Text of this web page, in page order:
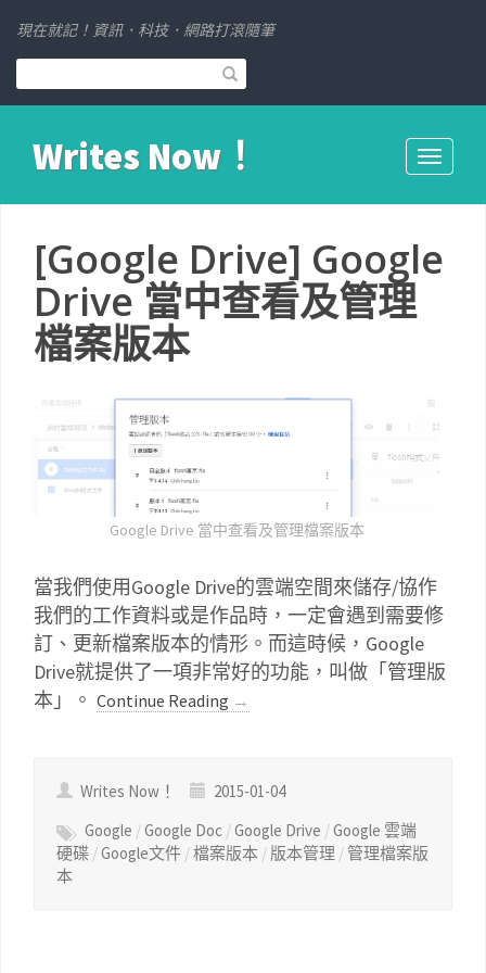
現在就記！資訊．科技．網路打滾隨筆
Toggle
Writes Now！
[Google Drive] Google
Drive 當中查看及管理
檔案版本
Google Drive 當中查看及管理檔案版本
當我們使用Google Drive的雲端空間來儲存/協作
我們的工作資料或是作品時，一定會遇到需要修
訂、更新檔案版本的情形。而這時候，Google
Drive就提供了一項非常好的功能，叫做「管理版
本」。 Continue Reading →
Writes Now！
2015-01-04
Google /Google Doc /Google Drive /Google 雲端
硬碟 /Google文件 /檔案版本 / 版本管理 / 管理檔案版
本